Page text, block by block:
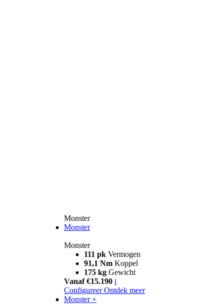
Monster
Monster
Monster
111 pk Vermogen
91,1 Nm Koppel
175 kg Gewicht
Vanaf €15.190 i
Configureer Ontdek meer
Monster +